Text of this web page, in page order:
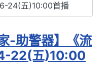
24(五)10:00首播
-助警器】《流
22(五)10:00